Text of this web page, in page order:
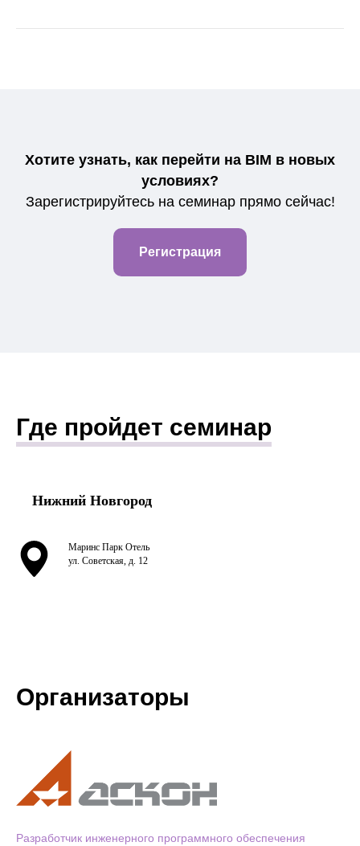
Хотите узнать, как перейти на BIM в новых
условиях?
Зарегистрируйтесь на семинар прямо сейчас!
Регистрация
Где пройдет семинар
Нижний Новгород
Маринс Парк Отель
ул. Советская, д. 12
Организаторы
Разработчик инженерного программного обеспечения